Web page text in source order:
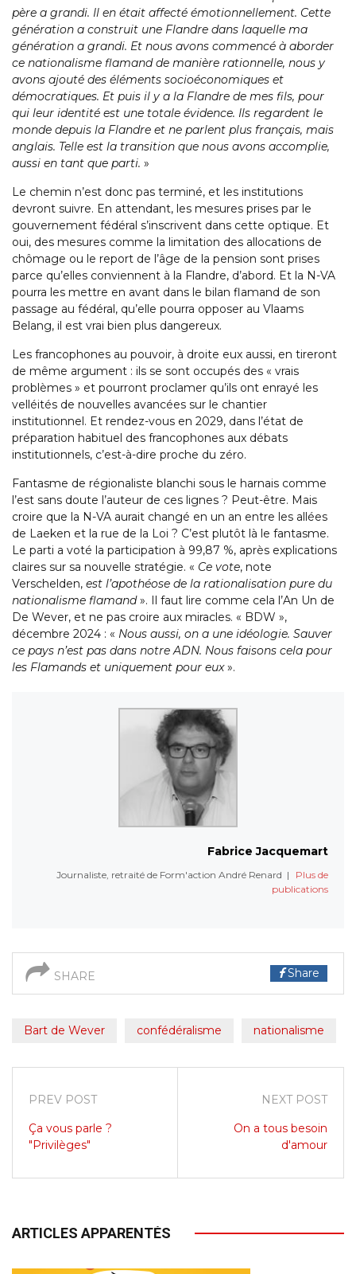
père a grandi. Il en était affecté émotionnellement. Cette
génération a construit une Flandre dans laquelle ma
génération a grandi. Et nous avons commencé à aborder
ce nationalisme flamand de manière rationnelle, nous y
avons ajouté des éléments socioéconomiques et
démocratiques. Et puis il y a la Flandre de mes fils, pour
qui leur identité est une totale évidence. Ils regardent le
monde depuis la Flandre et ne parlent plus français, mais
anglais. Telle est la transition que nous avons accomplie,
aussi en tant que parti. »
Le chemin n’est donc pas terminé, et les institutions
devront suivre. En attendant, les mesures prises par le
gouvernement fédéral s’inscrivent dans cette optique. Et
oui, des mesures comme la limitation des allocations de
chômage ou le report de l’âge de la pension sont prises
parce qu’elles conviennent à la Flandre, d’abord. Et la N-VA
pourra les mettre en avant dans le bilan flamand de son
passage au fédéral, qu’elle pourra opposer au Vlaams
Belang, il est vrai bien plus dangereux.
Les francophones au pouvoir, à droite eux aussi, en tireront
de même argument : ils se sont occupés des « vrais
problèmes » et pourront proclamer qu’ils ont enrayé les
velléités de nouvelles avancées sur le chantier
institutionnel. Et rendez-vous en 2029, dans l’état de
préparation habituel des francophones aux débats
institutionnels, c’est-à-dire proche du zéro.
Fantasme de régionaliste blanchi sous le harnais comme
l’est sans doute l’auteur de ces lignes ? Peut-être. Mais
croire que la N-VA aurait changé en un an entre les allées
de Laeken et la rue de la Loi ? C’est plutôt là le fantasme.
Le parti a voté la participation à 99,87 %, après explications
claires sur sa nouvelle stratégie. « Ce vote, note
Verschelden, est l’apothéose de la rationalisation pure du
nationalisme flamand». Il faut lire comme cela l’An Un de
De Wever, et ne pas croire aux miracles. « BDW »,
décembre 2024 : « Nous aussi, on a une idéologie. Sauver
ce pays n’est pas dans notre ADN. Nous faisons cela pour
les Flamands et uniquement pour eux».
Fabrice Jacquemart
Journaliste, retraité de Form'action André Renard |
Plus de
publications
SHARE Share
Bart de Wever confédéralisme nationalisme
PREV POST
Ça vous parle ?
"Privilèges"
NEXT POST
On a tous besoin
d'amour
ARTICLES APPARENTÉS